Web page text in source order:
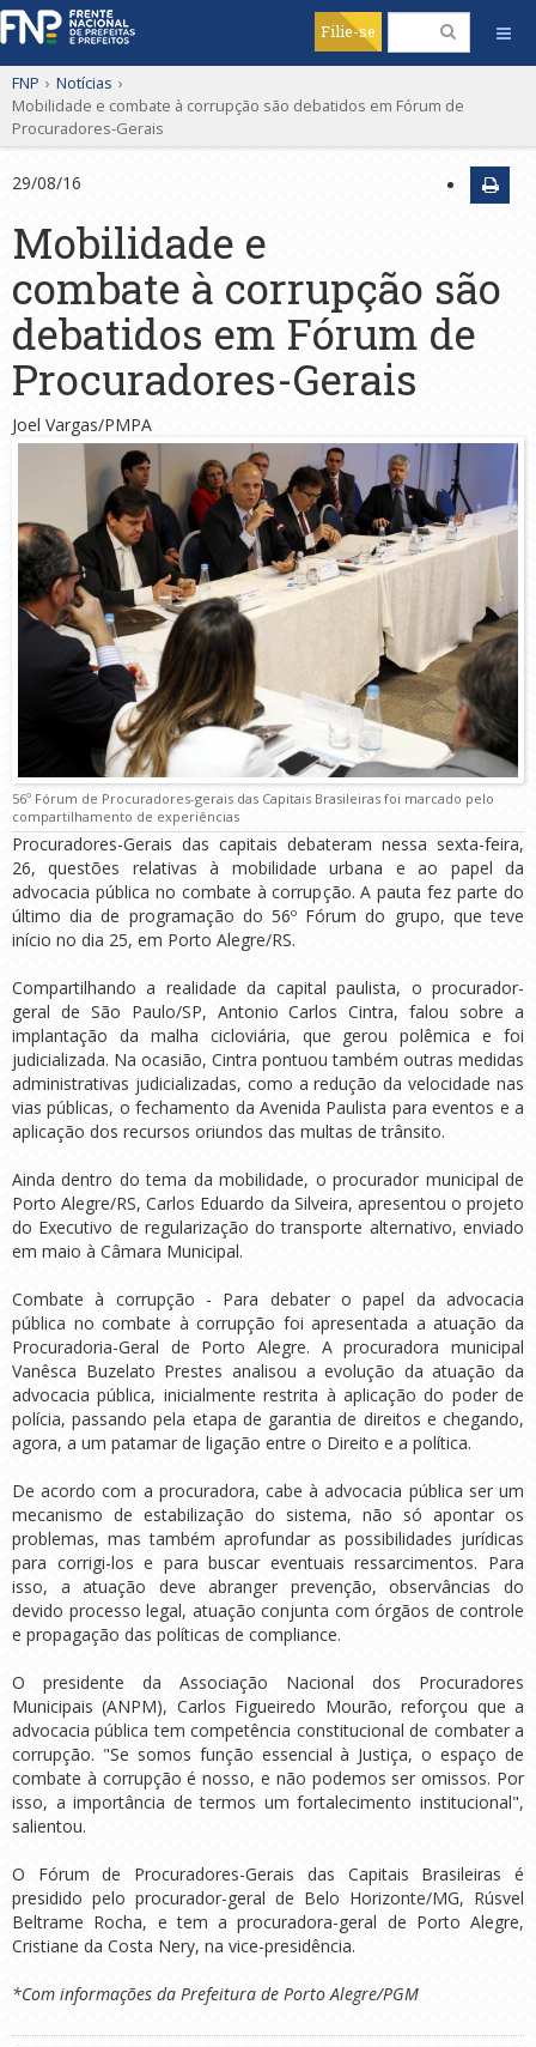
Filie-se
FNP › Notícias ›
Mobilidade e combate à corrupção são debatidos em Fórum de
Procuradores-Gerais
29/08/16
Mobilidade e
combate à corrupção são
debatidos em Fórum de
Procuradores-Gerais
Joel Vargas/PMPA
56º Fórum de Procuradores-gerais das Capitais Brasileiras foi marcado pelo
compartilhamento de experiências
Procuradores-Gerais das capitais debateram nessa sexta-feira,
26, questões relativas à mobilidade urbana e ao papel da
advocacia pública no combate à corrupção. A pauta fez parte do
último dia de programação do 56º Fórum do grupo, que teve
início no dia 25, em Porto Alegre/RS.
Compartilhando a realidade da capital paulista, o procurador-
geral de São Paulo/SP, Antonio Carlos Cintra, falou sobre a
implantação da malha cicloviária, que gerou polêmica e foi
judicializada. Na ocasião, Cintra pontuou também outras medidas
administrativas judicializadas, como a redução da velocidade nas
vias públicas, o fechamento da Avenida Paulista para eventos e a
aplicação dos recursos oriundos das multas de trânsito.
Ainda dentro do tema da mobilidade, o procurador municipal de
Porto Alegre/RS, Carlos Eduardo da Silveira, apresentou o projeto
do Executivo de regularização do transporte alternativo, enviado
em maio à Câmara Municipal.
Combate à corrupção - Para debater o papel da advocacia
pública no combate à corrupção foi apresentada a atuação da
Procuradoria-Geral de Porto Alegre. A procuradora municipal
Vanêsca Buzelato Prestes analisou a evolução da atuação da
advocacia pública, inicialmente restrita à aplicação do poder de
polícia, passando pela etapa de garantia de direitos e chegando,
agora, a um patamar de ligação entre o Direito e a política.
De acordo com a procuradora, cabe à advocacia pública ser um
mecanismo de estabilização do sistema, não só apontar os
problemas, mas também aprofundar as possibilidades jurídicas
para corrigi-los e para buscar eventuais ressarcimentos. Para
isso, a atuação deve abranger prevenção, observâncias do
devido processo legal, atuação conjunta com órgãos de controle
e propagação das políticas de compliance.
O presidente da Associação Nacional dos Procuradores
Municipais (ANPM), Carlos Figueiredo Mourão, reforçou que a
advocacia pública tem competência constitucional de combater a
corrupção. "Se somos função essencial à Justiça, o espaço de
combate à corrupção é nosso, e não podemos ser omissos. Por
isso, a importância de termos um fortalecimento institucional",
salientou.
O Fórum de Procuradores-Gerais das Capitais Brasileiras é
presidido pelo procurador-geral de Belo Horizonte/MG, Rúsvel
Beltrame Rocha, e tem a procuradora-geral de Porto Alegre,
Cristiane da Costa Nery, na vice-presidência.
*Com informações da Prefeitura de Porto Alegre/PGM